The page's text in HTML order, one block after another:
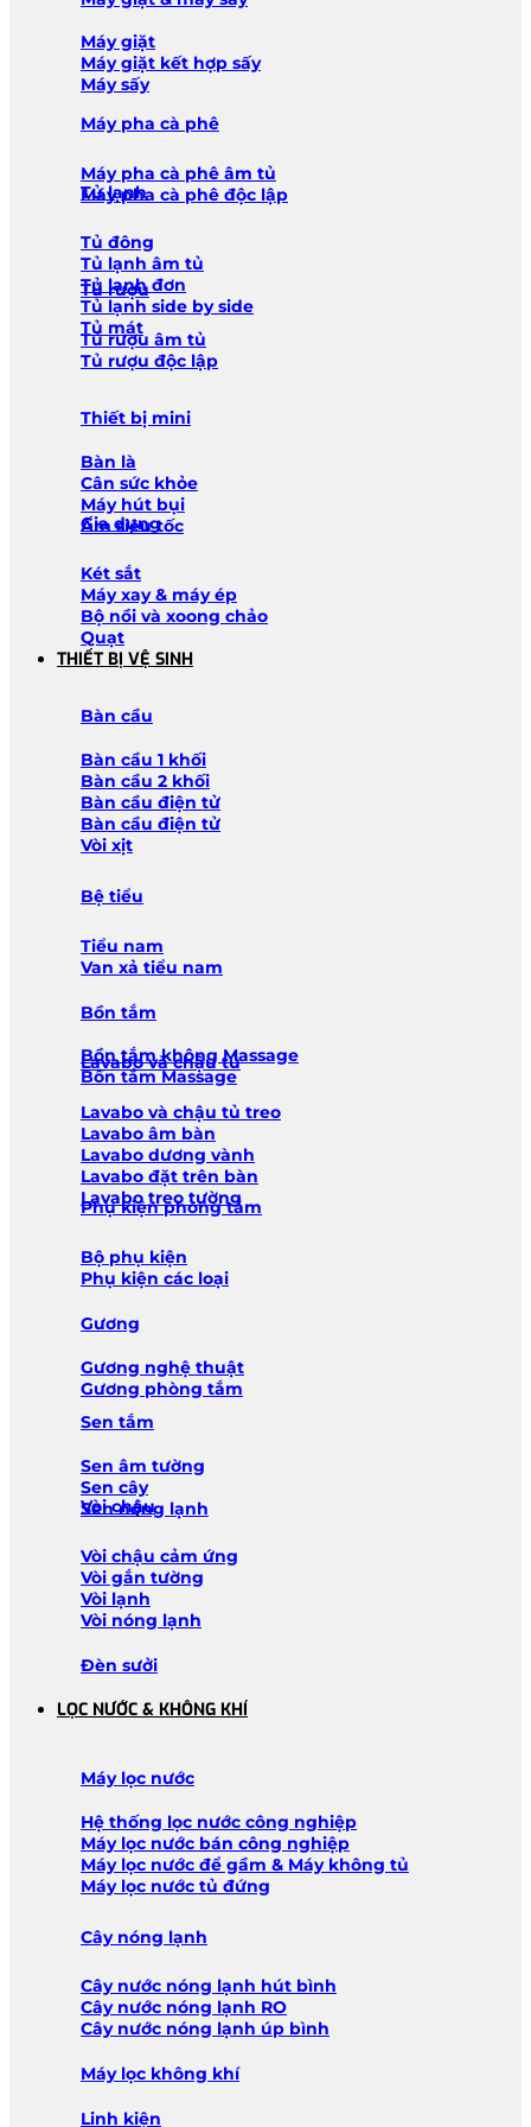
Máy giặt
Máy giặt kết hợp sấy
Máy sấy
Máy pha cà phê
Máy pha cà phê âm tủ
Máy pha cà phê độc lập
Tủ lạnh
Tủ đông
Tủ lạnh âm tủ
Tủ lạnh đơn
Tủ lạnh side by side
Tủ mát
Tủ rượu
Tủ rượu âm tủ
Tủ rượu độc lập
Thiết bị mini
Bàn là
Cân sức khỏe
Máy hút bụi
Ấm siêu tốc
Gia dụng
Két sắt
Máy xay & máy ép
Bộ nồi và xoong chảo
Quạt
THIẾT BỊ VỆ SINH
Bàn cầu
Bàn cầu 1 khối
Bàn cầu 2 khối
Bàn cầu điện tử
Bàn cầu điện tử
Vòi xịt
Bệ tiểu
Tiểu nam
Van xả tiểu nam
Bồn tắm
Bồn tắm không Massage
Bồn tắm Massage
Lavabo và chậu tủ
Lavabo và chậu tủ treo
Lavabo âm bàn
Lavabo dương vành
Lavabo đặt trên bàn
Lavabo treo tường
Phụ kiện phòng tắm
Bộ phụ kiện
Phụ kiện các loại
Gương
Gương nghệ thuật
Gương phòng tắm
Sen tắm
Sen âm tường
Sen cây
Sen nóng lạnh
Vòi chậu
Vòi chậu cảm ứng
Vòi gắn tường
Vòi lạnh
Vòi nóng lạnh
Đèn sưởi
LỌC NƯỚC & KHÔNG KHÍ
Máy lọc nước
Hệ thống lọc nước công nghiệp
Máy lọc nước bán công nghiệp
Máy lọc nước để gầm & Máy không tủ
Máy lọc nước tủ đứng
Cây nóng lạnh
Cây nước nóng lạnh hút bình
Cây nước nóng lạnh RO
Cây nước nóng lạnh úp bình
Máy lọc không khí
Linh kiện